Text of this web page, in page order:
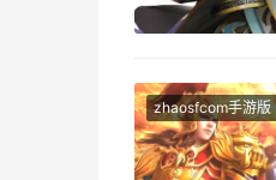
zhaosfcom手游版